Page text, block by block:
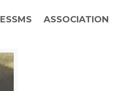
ESSMS ASSOCIATION